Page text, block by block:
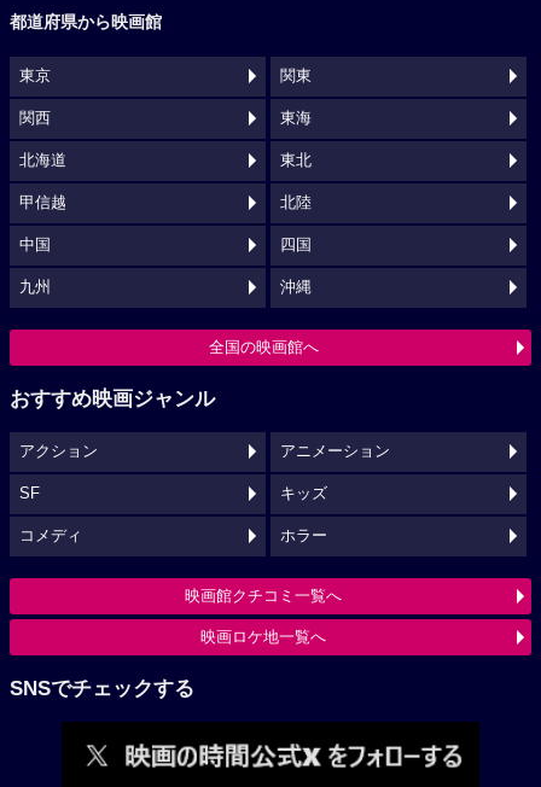
都道府県から映画館
東京 関東
関西 東海
北海道 東北
甲信越 北陸
中国 四国
九州 沖縄
全国の映画館へ
おすすめ映画ジャンル
アクション アニメーション
SF キッズ
コメディ ホラー
映画館クチコミ一覧へ
映画ロケ地一覧へ
SNSでチェックする